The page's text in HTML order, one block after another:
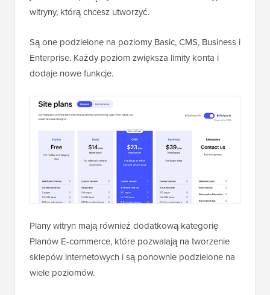
witryny, którą chcesz utworzyć.
Są one podzielone na poziomy Basic, CMS, Business i
Enterprise. Każdy poziom zwiększa limity konta i
dodaje nowe funkcje.
Plany witryn mają również dodatkową kategorię
Planów E-commerce, które pozwalają na tworzenie
sklepów internetowych i są ponownie podzielone na
wiele poziomów.